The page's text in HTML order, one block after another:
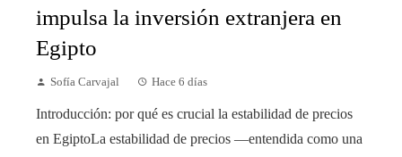
impulsa la inversión extranjera en
Egipto
Sofía Carvajal Hace 6 días
Introducción: por qué es crucial la estabilidad de precios
en EgiptoLa estabilidad de precios —entendida como una